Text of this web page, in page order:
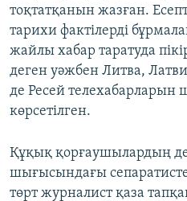
тоқтатқанын жазған.
тарихи фактілерді
жайлы хабар таратуда
деген уәжбен Литва,
де Ресей
көрсетілген.
Құқық қорғаушылардың
шығысындағы
төрт журналист қаза